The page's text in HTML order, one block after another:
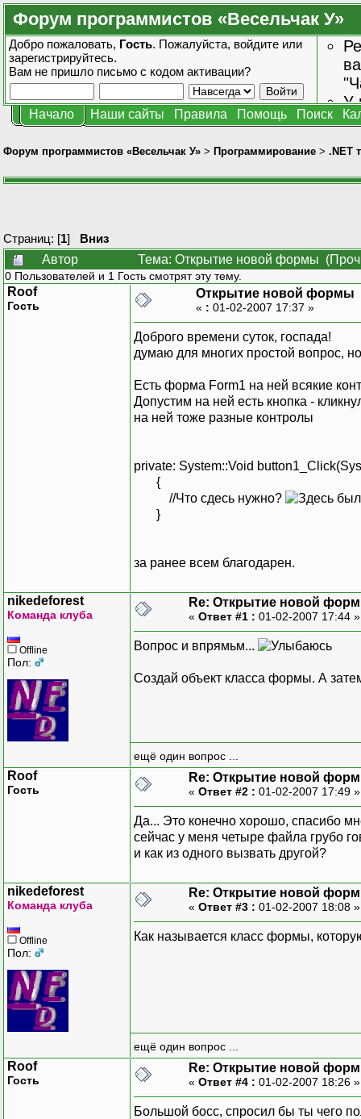
Форум программистов «Весельчак У»
Добро пожаловать, Гость. Пожалуйста, войдите или
зарегистрируйтесь.
Вам не пришло письмо с кодом активации?
У
Начало Наши сайты Правила Помощь Поиск
Форум программистов «Весельчак У» > Программирование > .NET
Страниц: [1] Вниз
Автор
Тема: Открытие новой формы
0 Пользователей и 1 Гость смотрят эту тему.
Roof
Гость
Открытие новой формы
« : 01-02-2007 17:37 »
Доброго времени суток, госпада!
думаю для многих простой вопрос,
Есть форма Form1 на ней всякие
Допустим на ней есть кнопка -
на ней тоже разные контролы
private: System::Void
{
//Что сдесь нужно?
}
за ранее всем благодарен.
nikedeforest
Команда клуба
Offline
Пол:
Re: Открытие новой
« Ответ #1 : 01-02-2007 17:44
Вопрос и впрямьм...
Создай объект класса формы. А
ещё один вопрос ...
Roof
Гость
Re: Открытие новой
« Ответ #2 : 01-02-2007 17:49
Да... Это конечно хорошо, спасибо
сейчас у меня четыре файла грубо
и как из одного вызвать другой?
nikedeforest
Команда клуба
Offline
Пол:
Re: Открытие новой
« Ответ #3 : 01-02-2007 18:08
Как называется класс формы,
ещё один вопрос ...
Roof
Гость
Re: Открытие новой
« Ответ #4 : 01-02-2007 18:26
Большой босс, спросил бы ты чего